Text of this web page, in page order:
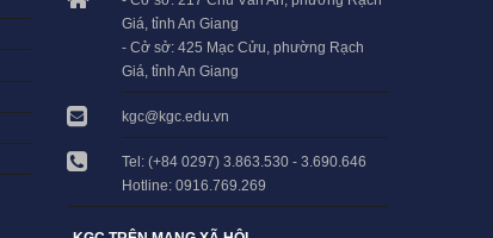
Giá, tỉnh An Giang
- Cở sở: 425 Mạc Cửu, phường Rạch
Giá, tỉnh An Giang
kgc@kgc.edu.vn
Tel: (+84 0297) 3.863.530 - 3.690.646
Hotline: 0916.769.269